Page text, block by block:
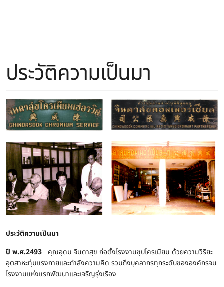
ประวัติความเป็นมา
ประวัติความเป็นมา
ปี พ.ศ.2493 คุณอุดม จินดาสุข ก่อตั้งโรงงานชุปโครเมียม ด้วยความวิริยะ
อุตสาหะทุ่มแรงกายและกำลังความคิด รวมถึงบุคลากรทุกระดับขององค์กรจน
โรงงานแห่งแรกพัฒนาและเจริญรุ่งเรือง